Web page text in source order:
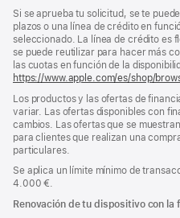
Si se aprueba tu solicitud, se te
plazos o una línea de crédito en
seleccionado. La línea de crédito es
se puede reutilizar para hacer más
las cuotas en función de la
https://www.apple.com/es/shop/
Los productos y las ofertas de
variar. Las ofertas disponibles con
cambios. Las ofertas que se
para clientes que realizan una
particulares.
Se aplica un límite mínimo de
4.000 €.
Renovación de tu dispositivo con la